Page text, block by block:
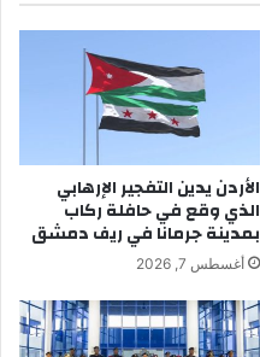
الأردن يدين التفجير الإرهابي
الذي وقع في حافلة ركاب
بمدينة جرمانا في ريف دمشق
أغسطس 7, 2026